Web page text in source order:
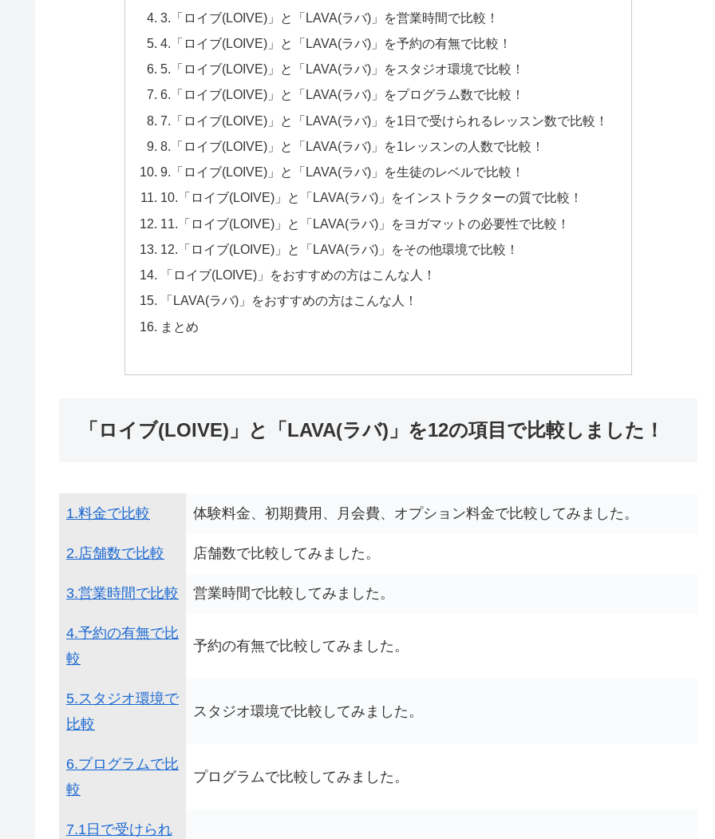
3.「ロイブ(LOIVE)」と「LAVA(ラバ)」を営業時間で比較！
4.「ロイブ(LOIVE)」と「LAVA(ラバ)」を予約の有無で比較！
5.「ロイブ(LOIVE)」と「LAVA(ラバ)」をスタジオ環境で比較！
6.「ロイブ(LOIVE)」と「LAVA(ラバ)」をプログラム数で比較！
7.「ロイブ(LOIVE)」と「LAVA(ラバ)」を1日で受けられるレッスン数で比較！
8.「ロイブ(LOIVE)」と「LAVA(ラバ)」を1レッスンの人数で比較！
9.「ロイブ(LOIVE)」と「LAVA(ラバ)」を生徒のレベルで比較！
10.「ロイブ(LOIVE)」と「LAVA(ラバ)」をインストラクターの質で比較！
11.「ロイブ(LOIVE)」と「LAVA(ラバ)」をヨガマットの必要性で比較！
12.「ロイブ(LOIVE)」と「LAVA(ラバ)」をその他環境で比較！
「ロイブ(LOIVE)」をおすすめの方はこんな人！
「LAVA(ラバ)」をおすすめの方はこんな人！
まとめ
「ロイブ(LOIVE)」と「LAVA(ラバ)」を12の項目で比較しました！
1.料金で比較 体験料金、初期費用、月会費、オプション料金で比較してみました。
2.店舗数で比較 店舗数で比較してみました。
3.営業時間で比較 営業時間で比較してみました。
4.予約の有無で比
較
予約の有無で比較してみました。
5.スタジオ環境で
比較
スタジオ環境で比較してみました。
6.プログラムで比
較
プログラムで比較してみました。
7.1日で受けられ